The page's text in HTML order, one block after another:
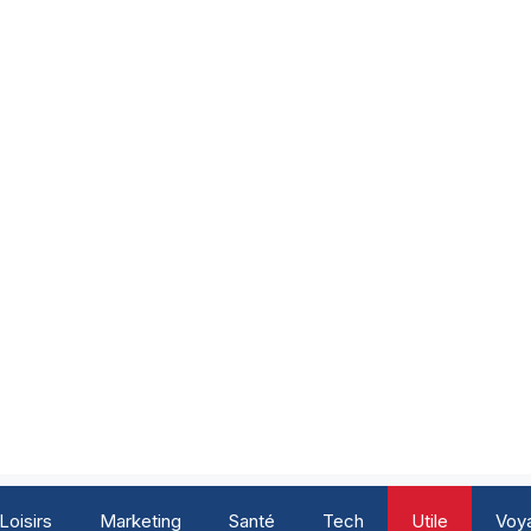
Loisirs Marketing Santé Tech Utile